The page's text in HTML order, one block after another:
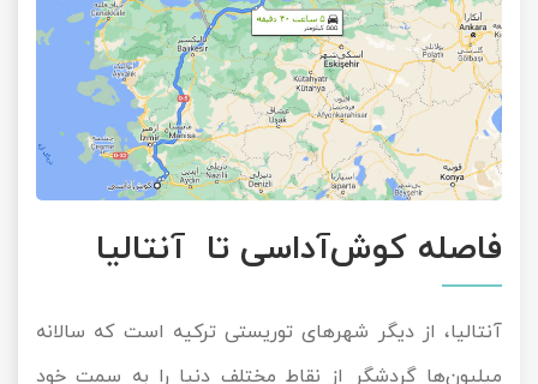
فاصله کوش‌آداسی تا آنتالیا
آنتالیا، از دیگر شهرهای توریستی ترکیه است که سالانه
میلیون‌ها گردشگر از نقاط مختلف دنیا را به سمت خود